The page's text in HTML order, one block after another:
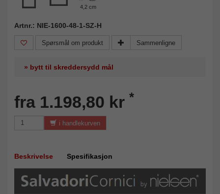
4,2 cm
Artnr.: NIE-1600-48-1-SZ-H
Spørsmål om produkt Sammenligne
» bytt til skreddersydd mål
fra 1.198,80 kr *
i handlekurven
Beskrivelse Spesifikasjon